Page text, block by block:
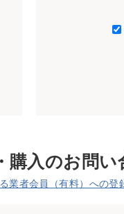
購入のお問い
業者会員（有料）への登